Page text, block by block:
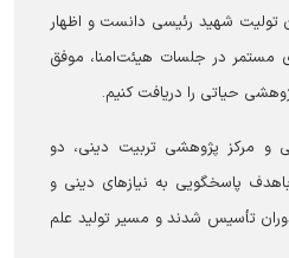
تولیت شهید رئیسی دانست و اظهار
مستمر در جلسات هیئت‌امنا، موفق
حیاتی را دریافت کنیم.
و مرکز پژوهشی تربیت دینی، دو
پاسخگویی به نیاز‌های دینی و
تأسیس شدند و مسیر تولید علم